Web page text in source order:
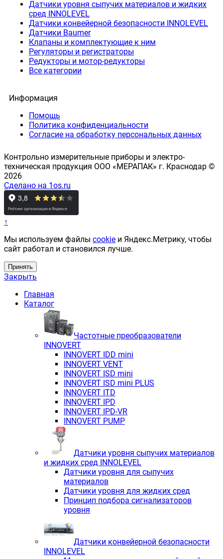
Датчики уровня сыпучих материалов и жидких
сред INNOLEVEL
Датчики конвейерной безопасности INNOLEVEL
Датчики Baumer
Клапаны и комплектующие к ним
Регуляторы и регистраторы
Редукторы и мотор-редукторы
Все категории
Информация
Помощь
Политика конфиденциальности
Согласие на обработку персональных данных
Контрольно измерительные приборы и электро-
техническая продукция ООО «МЕРАПАК» г. Краснодар ©
2026
Сделано на 1os.ru
↑
Мы используем файлы cookie и Яндекс.Метрику, чтобы
сайт работал и становился лучше.
Принять
Закрыть
Главная
Каталог
Частотные преобразователи
INNOVERT
INNOVERT IDD mini
INNOVERT VENT
INNOVERT ISD mini
INNOVERT ISD mini PLUS
INNOVERT ITD
INNOVERT IРD
INNOVERT IРD-VR
INNOVERT PUMP
Датчики уровня сыпучих материалов
и жидких сред INNOLEVEL
Датчики уровня для сыпучих
материалов
Датчики уровня для жидких сред
Принцип подбора сигнализаторов
уровня
Датчики конвейерной безопасности
INNOLEVEL